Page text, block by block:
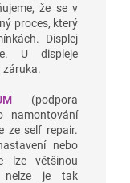
že se v
proces, který
Displej
U displeje
záruka.
(podpora
namontování
ze self repair.
nebo
lze většinou
nelze je tak